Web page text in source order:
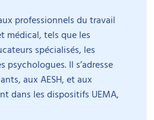
professionnels du travail
médical, tels que les
spécialisés, les
Il s’adresse
aux AESH, et aux
dans les dispositifs UEMA,
théoriques et les auteurs
et
spécialisée et